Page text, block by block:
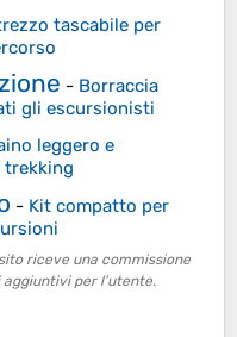
tascabile per
- Borraccia
gli escursionisti
leggero e
trekking
- Kit compatto per
riceve una commissione
per l’utente.